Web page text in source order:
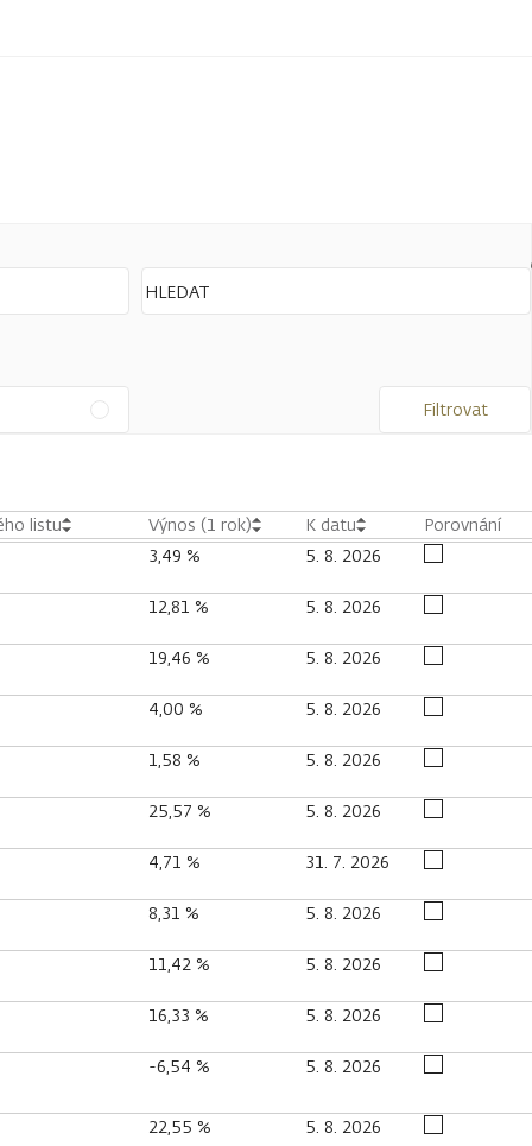
Filtrovat
listu Výnos (1 rok) K datu Porovnání
3,49 % 5. 8. 2026
12,81 % 5. 8. 2026
19,46 % 5. 8. 2026
4,00 % 5. 8. 2026
1,58 % 5. 8. 2026
25,57 % 5. 8. 2026
4,71 % 31. 7. 2026
8,31 % 5. 8. 2026
11,42 % 5. 8. 2026
16,33 % 5. 8. 2026
-6,54 % 5. 8. 2026
22,55 % 5. 8. 2026